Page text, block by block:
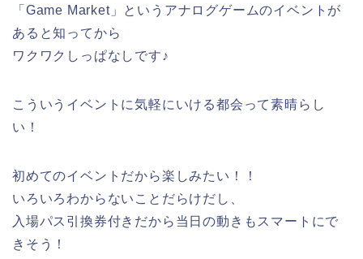
「Game Market」というアナログゲームのイベントが
あると知ってから
ワクワクしっぱなしです♪
こういうイベントに気軽にいける都会って素晴らし
い！
初めてのイベントだから楽しみたい！！
いろいろわからないことだらけだし、
入場パス引換券付きだから当日の動きもスマートにで
きそう！